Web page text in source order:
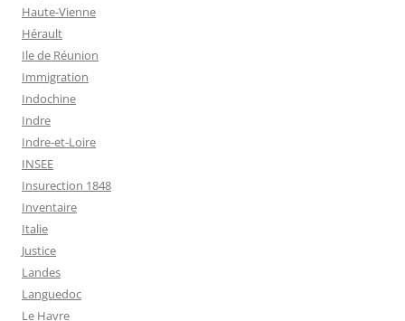
Haute-Vienne
Hérault
Ile de Réunion
Immigration
Indochine
Indre
Indre-et-Loire
INSEE
Insurection 1848
Inventaire
Italie
Justice
Landes
Languedoc
Le Havre